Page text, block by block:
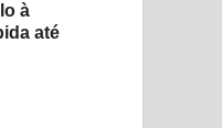
à
até